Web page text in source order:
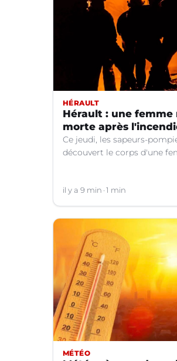
HÉRAULT
Hérault : une
morte après
Ce jeudi, les sapeurs-
découvert le corps d'une
il y a 9 min 1 min
MÉTÉO